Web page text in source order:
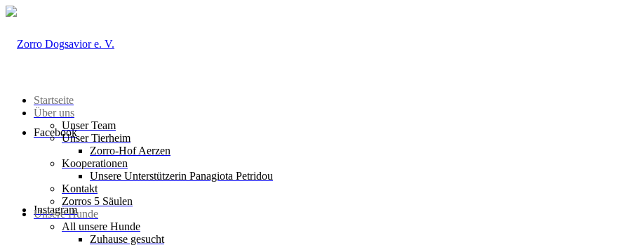
Facebook
Instagram
Startseite
Über uns
Unser Team
Unser Tierheim
Zorro-Hof Aerzen
Kooperationen
Unsere Unterstützerin Panagiota Petridou
Kontakt
Zorros 5 Säulen
Unsere Hunde
All unsere Hunde
Zuhause gesucht